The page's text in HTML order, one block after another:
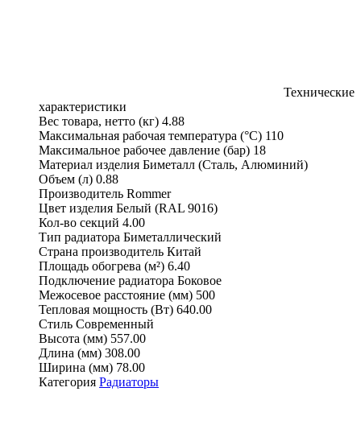
Технические
характеристики
Вес товара, нетто (кг) 4.88
Максимальная рабочая температура (°С) 110
Максимальное рабочее давление (бар) 18
Материал изделия Биметалл (Сталь, Алюминий)
Объем (л) 0.88
Производитель Rommer
Цвет изделия Белый (RAL 9016)
Кол-во секций 4.00
Тип радиатора Биметаллический
Страна производитель Китай
Площадь обогрева (м²) 6.40
Подключение радиатора Боковое
Межосевое расстояние (мм) 500
Тепловая мощность (Вт) 640.00
Стиль Современный
Высота (мм) 557.00
Длина (мм) 308.00
Ширина (мм) 78.00
Категория Радиаторы